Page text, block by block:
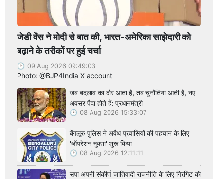
जेडी वेंस ने मोदी से बात की, भारत-अमेरिका साझेदारी को
बढ़ाने के तरीकों पर हुई चर्चा
09 Aug 2026 09:49:03
Photo: @BJP4India X account
जब बदलाव का दौर आता है, तब चुनौतियां आती हैं, नए
अवसर पैदा होते हैं: प्रधानमंत्री
08 Aug 2026 15:33:07
बेंगलूरु पुलिस ने अवैध प्रवासियों की पहचान के लिए
'ऑपरेशन मुक्ता' शुरू किया
08 Aug 2026 12:11:11
सपा अपनी संकीर्ण जातिवादी राजनीति के लिए गिरगिट की